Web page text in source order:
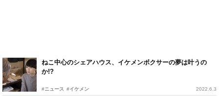
ねこ中心のシェアハウス、イケメンボクサーの夢は叶うの
か!?
#ニュース #イケメン 2022.6.3